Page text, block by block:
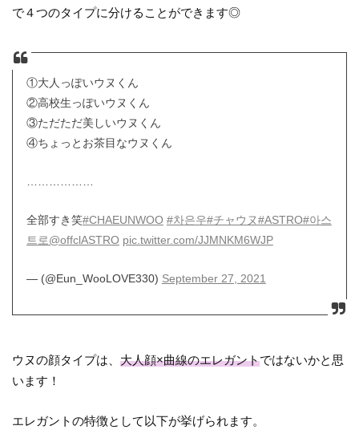
で４つのタイプに分けることができます◎
①大人っぽいウヌくん
②高校生っぽいウヌくん
③ただただ美しいウヌくん
④ちょっとお茶目なウヌくん
全部すき笑#CHAEUNWOO #차은우#チャウヌ#ASTRO#아스
트로@offclASTRO pic.twitter.com/JJMNKM6WJP
— (@Eun_WooLOVE330) September 27, 2021
ウヌの顔タイプは、大人顔×曲線のエレガントではないかと思
います！
エレガントの特徴として以下が挙げられます。